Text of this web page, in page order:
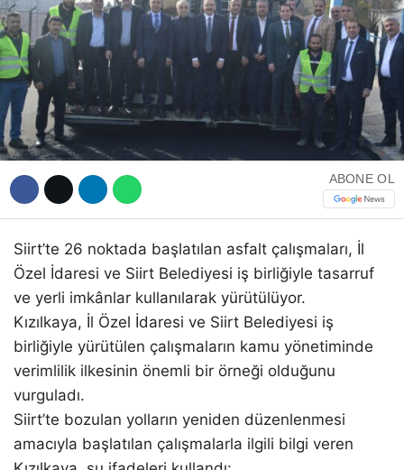
WhatsApp İhbar Hattı
Facebook
Instagram
Youtube
ABONE OL
Siirt’te 26 noktada başlatılan asfalt çalışmaları, İl
Özel İdaresi ve Siirt Belediyesi iş birliğiyle tasarruf
ve yerli imkânlar kullanılarak yürütülüyor.
Kızılkaya, İl Özel İdaresi ve Siirt Belediyesi iş
birliğiyle yürütülen çalışmaların kamu yönetiminde
verimlilik ilkesinin önemli bir örneği olduğunu
vurguladı.
Siirt’te bozulan yolların yeniden düzenlenmesi
amacıyla başlatılan çalışmalarla ilgili bilgi veren